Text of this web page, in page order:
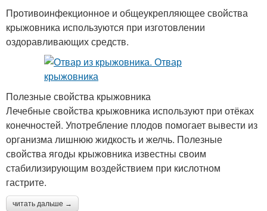
Противоинфекционное и общеукрепляющее свойства
крыжовника используются при изготовлении
оздоравливающих средств.
Полезные свойства крыжовника
Лечебные свойства крыжовника используют при отёках
конечностей. Употребление плодов помогает вывести из
организма лишнюю жидкость и желчь. Полезные
свойства ягоды крыжовника известны своим
стабилизирующим воздействием при кислотном
гастрите.
читать дальше →